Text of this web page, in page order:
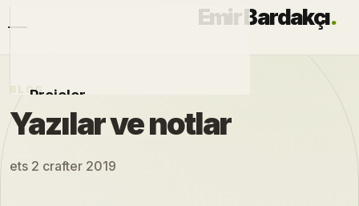
Emir Bardakçı.
Projeler
Otomobiller
Modlar
BLOG
Yazılar ve notlar
ets 2 crafter 2019